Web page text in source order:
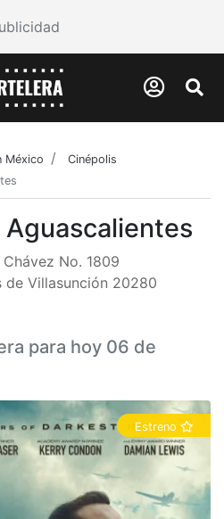
México
Cinépolis
No. 1809
de Villasunción 20280
para hoy 06 de
Estreno